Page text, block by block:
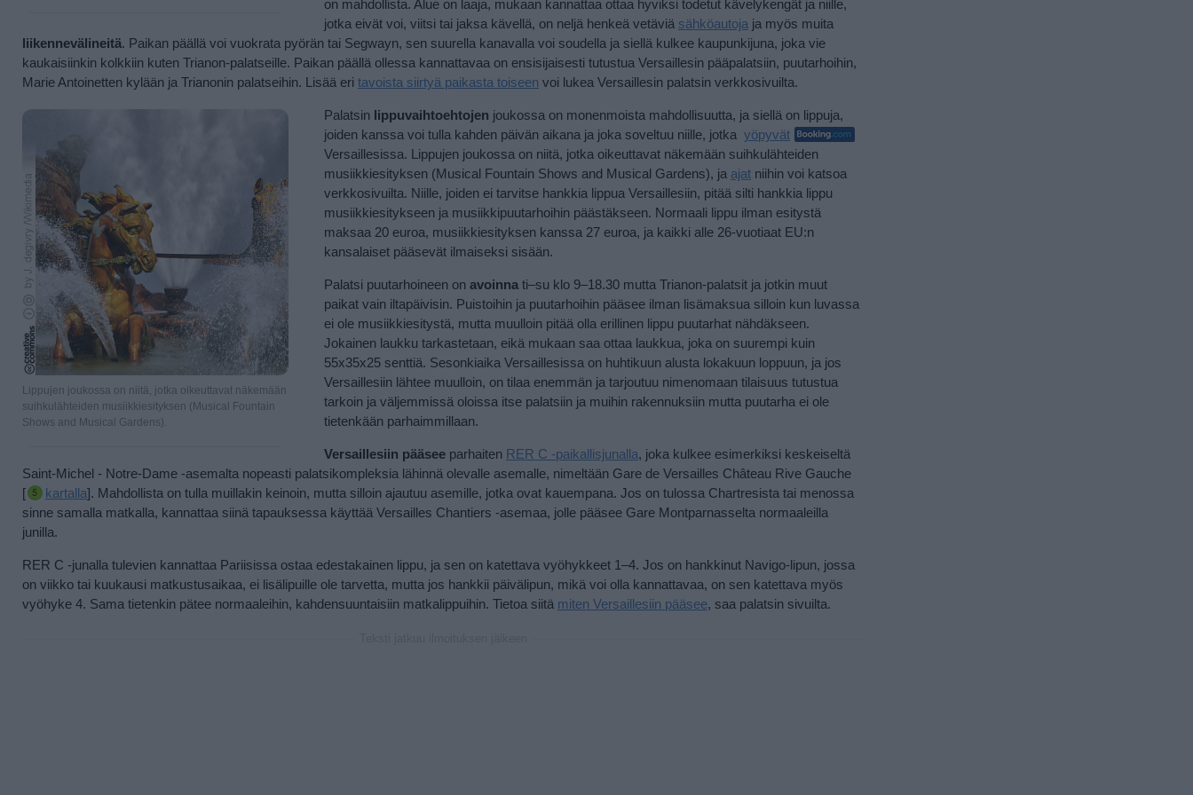
on mahdollista. Alue on laaja, mukaan kannattaa ottaa hyviksi todetut kävelykengät ja niille,
jotka eivät voi, viitsi tai jaksa kävellä, on neljä henkeä vetäviä sähköautoja ja myös muita
liikennevälineitä. Paikan päällä voi vuokrata pyörän tai Segwayn, sen suurella kanavalla voi soudella ja siellä kulkee kaupunkijuna, joka vie
kaukaisiinkin kolkkiin kuten Trianon-palatseille. Paikan päällä ollessa kannattavaa on ensisijaisesti tutustua Versaillesin pääpalatsiin, puutarhoihin,
Marie Antoinetten kylään ja Trianonin palatseihin. Lisää eri tavoista siirtyä paikasta toiseen voi lukea Versaillesin palatsin verkkosivuilta.
Lippujen joukossa on niitä, jotka oikeuttavat näkemään
suihkulähteiden musiikkiesityksen (Musical Fountain
Shows and Musical Gardens).
Palatsin lippuvaihtoehtojen joukossa on monenmoista mahdollisuutta, ja siellä on lippuja,
joiden kanssa voi tulla kahden päivän aikana ja joka soveltuu niille, jotka yöpyvät
Versaillesissa. Lippujen joukossa on niitä, jotka oikeuttavat näkemään suihkulähteiden
musiikkiesityksen (Musical Fountain Shows and Musical Gardens), ja ajat niihin voi katsoa
verkkosivuilta. Niille, joiden ei tarvitse hankkia lippua Versaillesiin, pitää silti hankkia lippu
musiikkiesitykseen ja musiikkipuutarhoihin päästäkseen. Normaali lippu ilman esitystä
maksaa 20 euroa, musiikkiesityksen kanssa 27 euroa, ja kaikki alle 26-vuotiaat EU:n
kansalaiset pääsevät ilmaiseksi sisään.
Palatsi puutarhoineen on avoinna ti–su klo 9–18.30 mutta Trianon-palatsit ja jotkin muut
paikat vain iltapäivisin. Puistoihin ja puutarhoihin pääsee ilman lisämaksua silloin kun luvassa
ei ole musiikkiesitystä, mutta muulloin pitää olla erillinen lippu puutarhat nähdäkseen.
Jokainen laukku tarkastetaan, eikä mukaan saa ottaa laukkua, joka on suurempi kuin
55x35x25 senttiä. Sesonkiaika Versaillesissa on huhtikuun alusta lokakuun loppuun, ja jos
Versaillesiin lähtee muulloin, on tilaa enemmän ja tarjoutuu nimenomaan tilaisuus tutustua
tarkoin ja väljemmissä oloissa itse palatsiin ja muihin rakennuksiin mutta puutarha ei ole
tietenkään parhaimmillaan.
Versaillesiin pääsee parhaiten RER C -paikallisjunalla, joka kulkee esimerkiksi keskeiseltä
Saint-Michel - Notre-Dame -asemalta nopeasti palatsikompleksia lähinnä olevalle asemalle, nimeltään Gare de Versailles Château Rive Gauche
[
kartalla]. Mahdollista on tulla muillakin keinoin, mutta silloin ajautuu asemille, jotka ovat kauempana. Jos on tulossa Chartresista tai menossa
sinne samalla matkalla, kannattaa siinä tapauksessa käyttää Versailles Chantiers -asemaa, jolle pääsee Gare Montparnasselta normaaleilla
junilla.
RER C -junalla tulevien kannattaa Pariisissa ostaa edestakainen lippu, ja sen on katettava vyöhykkeet 1–4. Jos on hankkinut Navigo-lipun, jossa
on viikko tai kuukausi matkustusaikaa, ei lisälipuille ole tarvetta, mutta jos hankkii päivälipun, mikä voi olla kannattavaa, on sen katettava myös
vyöhyke 4. Sama tietenkin pätee normaaleihin, kahdensuuntaisiin matkalippuihin. Tietoa siitä miten Versaillesiin pääsee, saa palatsin sivuilta.